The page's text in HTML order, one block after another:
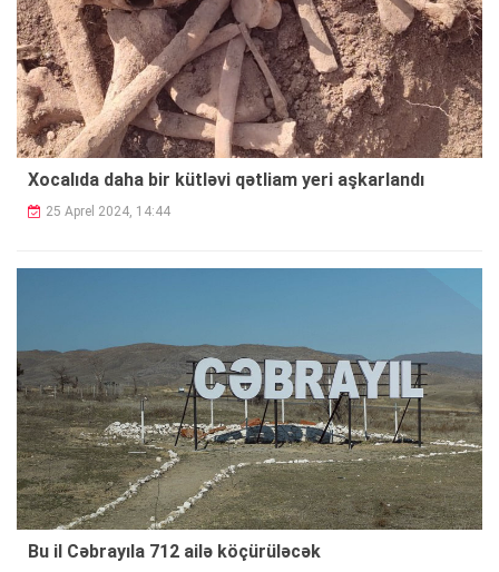
Xocalıda daha bir kütləvi qətliam yeri aşkarlandı
25 Aprel 2024, 14:44
Bu il Cəbrayıla 712 ailə köçürüləcək